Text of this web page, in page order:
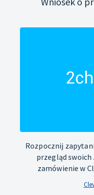
Rozpocznij
przegląd swoich
zamówienie w